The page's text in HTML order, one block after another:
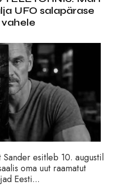
UFO salapärase
esitleb 10. augustil
oma uut raamatut
Eesti...